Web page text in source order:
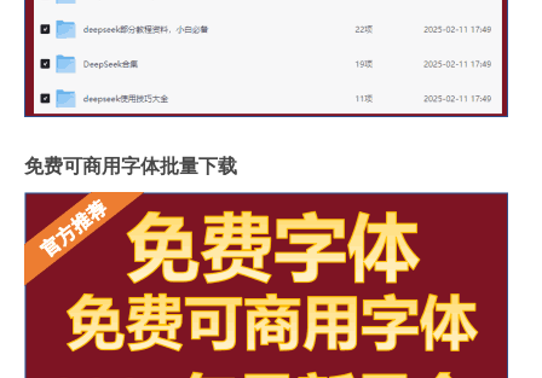
免费可商用字体批量下载